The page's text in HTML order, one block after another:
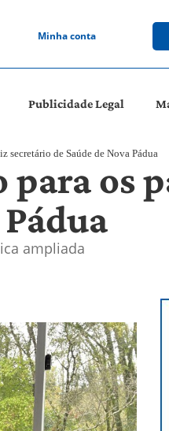
Minha conta
Publicidade Legal
secretário de Saúde de Nova Pádua
os
ampliada